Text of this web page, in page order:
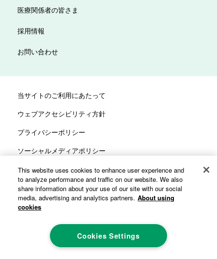
医療関係者の皆さま
採用情報
お問い合わせ
当サイトのご利用にあたって
ウェブアクセシビリティ方針
プライバシーポリシー
ソーシャルメディアポリシー
サイトマップ
カスタマーハラスメントへの対応方針
©ALCARE Co., Ltd. All rights reserved.
This website uses cookies to enhance user experience and
to analyze performance and traffic on our website. We also
share information about your use of our site with our social
media, advertising and analytics partners. About using
cookies
Cookies Settings